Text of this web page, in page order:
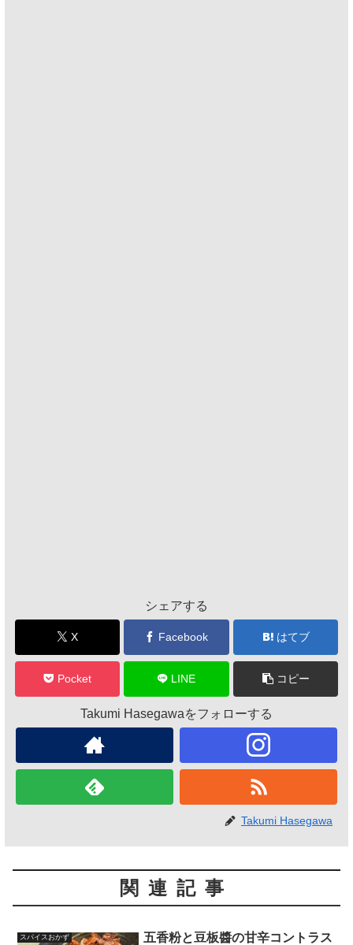
シェアする
X Facebook はてブ
Pocket LINE コピー
Takumi Hasegawaをフォローする
Takumi Hasegawa
関連記事
スパイスおかず
五香粉と豆板醬の甘辛コントラス